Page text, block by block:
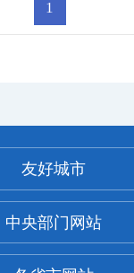
1
友好城市
中央部门网站